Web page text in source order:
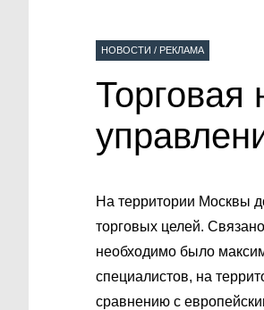
НОВОСТИ / РЕКЛАМА
На территории Москвы
торговых целей.
необходимо было
специалистов, на
сравнению с